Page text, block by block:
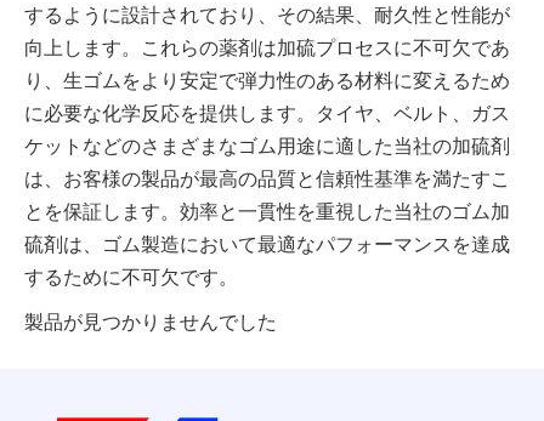
するように設計されており、その結果、耐久性と性能が
向上します。これらの薬剤は加硫プロセスに不可欠であ
り、生ゴムをより安定で弾力性のある材料に変えるため
に必要な化学反応を提供します。タイヤ、ベルト、ガス
ケットなどのさまざまなゴム用途に適した当社の加硫剤
は、お客様の製品が最高の品質と信頼性基準を満たすこ
とを保証します。効率と一貫性を重視した当社のゴム加
硫剤は、ゴム製造において最適なパフォーマンスを達成
するために不可欠です。
製品が見つかりませんでした